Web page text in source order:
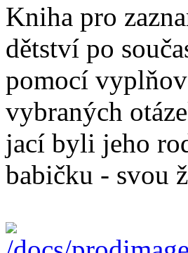
Kniha pro
dětství po
pomocí
vybraných
jací byli jeho
babičku - svou